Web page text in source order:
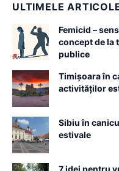
ULTIMELE
Femicid –
concept de la
publice
Timișoara în
activităților
Sibiu în
estivale